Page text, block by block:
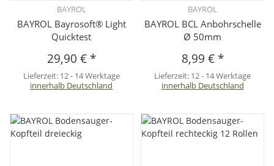
BAYROL
BAYROL Bayrosoft® Light
Quicktest
29,90 € *
Lieferzeit: 12 - 14 Werktage
innerhalb Deutschland
BAYROL
BAYROL BCL Anbohrschelle
Ø 50mm
8,99 € *
Lieferzeit: 12 - 14 Werktage
innerhalb Deutschland